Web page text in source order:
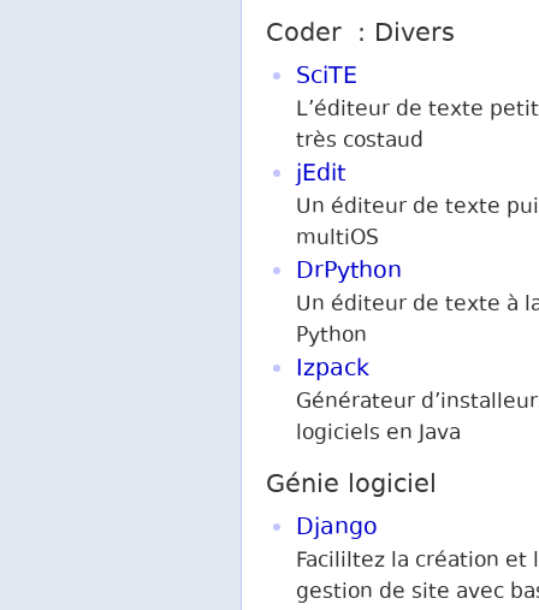
Coder : Divers
SciTE
L’éditeur de texte
très costaud
jEdit
Un éditeur de texte
multiOS
DrPython
Un éditeur de texte à
Python
Izpack
Générateur
logiciels en Java
Génie logiciel
Django
Facililtez la création et
gestion de site avec